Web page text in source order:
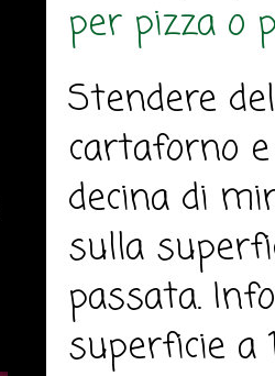
per pizza o
Stendere
cartaforno
decina di
sulla
passata.
superficie a